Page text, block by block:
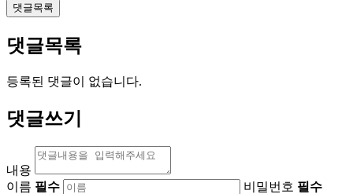
댓글목록
댓글목록
등록된 댓글이 없습니다.
댓글쓰기
내용
이름 필수 비밀번호 필수